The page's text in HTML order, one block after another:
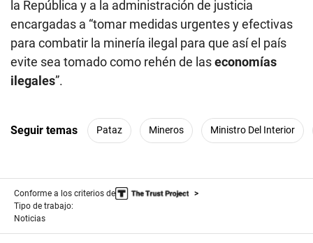
la República y a la administración de justicia
encargadas a “tomar medidas urgentes y efectivas
para combatir la minería ilegal para que así el país
evite sea tomado como rehén de laseconomías
ilegales”.
Seguir temas Pataz Mineros Ministro Del Interior
Conforme a los criterios de
Tipo de trabajo:
Noticias